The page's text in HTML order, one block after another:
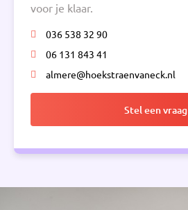
voor je klaar.
036 538 32 90
06 131 843 41
almere@hoekstraenvaneck.nl
Stel een vraag